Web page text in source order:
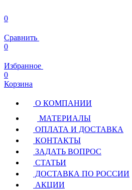
0
Сравнить
0
Избранное
0
Корзина
О КОМПАНИИ
МАТЕРИАЛЫ
ОПЛАТА И ДОСТАВКА
КОНТАКТЫ
ЗАДАТЬ ВОПРОС
СТАТЬИ
ДОСТАВКА ПО РОССИИ
АКЦИИ